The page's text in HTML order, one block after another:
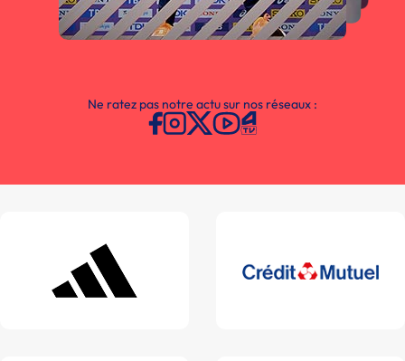
Ne ratez pas notre actu sur nos réseaux :